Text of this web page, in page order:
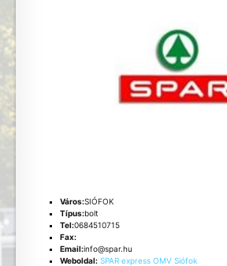
Város:SIÓFOK
Típus:bolt
Tel:0684510715
Fax:
Email:info@spar.hu
Weboldal: SPAR express OMV Siófok